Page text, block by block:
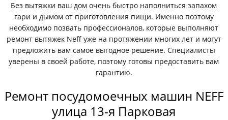
Без вытяжки ваш дом очень быстро наполниться запахом
гари и дымом от приготовления пищи. Именно поэтому
необходимо позвать профессионалов, которые выполняют
ремонт вытяжек Neff уже на протяжении многих лет и могут
предложить вам самое выгодное решение. Специалисты
уверены в своей работе, поэтому готовы предоставить вам
гарантию.
Ремонт посудомоечных машин NEFF
улица 13-я Парковая